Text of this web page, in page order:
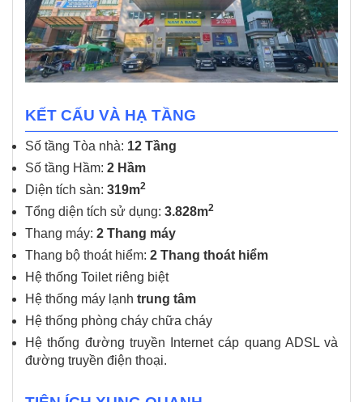
KẾT CẤU VÀ HẠ TẦNG
Số tầng Tòa nhà: 12 Tầng
Số tầng Hầm: 2 Hầm
Diện tích sàn: 319m2
Tổng diện tích sử dụng: 3.828m2
Thang máy: 2 Thang máy
Thang bộ thoát hiểm: 2 Thang thoát hiểm
Hệ thống Toilet riêng biệt
Hệ thống máy lạnh trung tâm
Hệ thống phòng cháy chữa cháy
Hệ thống đường truyền Internet cáp quang ADSL và
đường truyền điện thoại.